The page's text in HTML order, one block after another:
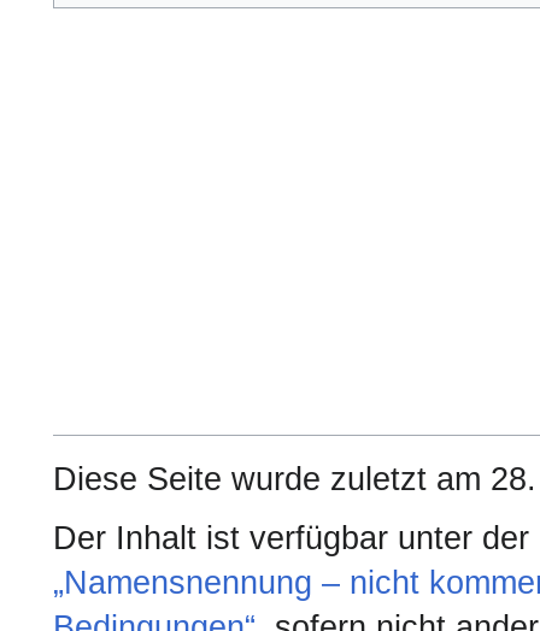
Diese Seite wurde zuletzt am
Der Inhalt ist verfügbar unter
„Namensnennung – nicht